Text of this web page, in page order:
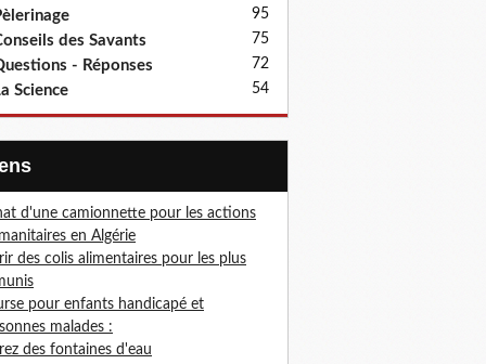
95
des Savants 75
- Réponses 72
Science 54
d'une camionnette pour les actions
en Algérie
des colis alimentaires pour les plus
pour enfants handicapé et
malades :
des fontaines d'eau